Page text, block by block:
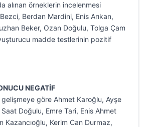
alınan örneklerin incelenmesi
Berdan Mardini, Enis Arıkan,
Beker, Ozan Doğulu, Tolga Çam
madde testlerinin pozitif
NEGATİF
göre Ahmet Karoğlu, Ayşe
Doğulu, Emre Tari, Enis Ahmet
Kazancıoğlu, Kerim Can Durmaz,